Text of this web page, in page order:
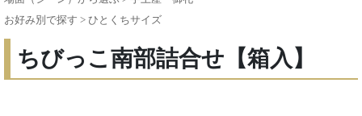
お好み別で探す > ひとくちサイズ
ちびっこ南部詰合せ【箱入】